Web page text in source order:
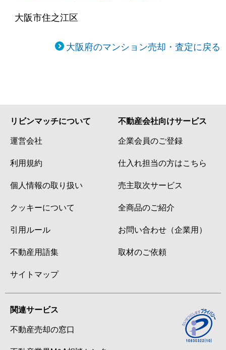
大阪市住之江区
大阪府のマンション売却・査定に戻る
リビンマッチについて
運営会社
利用規約
個人情報の取り扱い
クッキーについて
引用ルール
不動産用語集
サイトマップ
不動産会社向けサービス
企業会員のご登録
仕入れ担当の方はこちら
売主取次サービス
全商品のご紹介
お問い合わせ（企業用）
取材のご依頼
関連サービス
不動産売却の窓口